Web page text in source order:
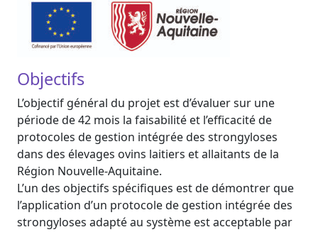
Objectifs
L’objectif général du projet est d’évaluer sur une
période de 42 mois la faisabilité et l’efficacité de
protocoles de gestion intégrée des strongyloses
dans des élevages ovins laitiers et allaitants de la
Région Nouvelle-Aquitaine.
L’un des objectifs spécifiques est de démontrer que
l’application d’un protocole de gestion intégrée des
strongyloses adapté au système est acceptable par